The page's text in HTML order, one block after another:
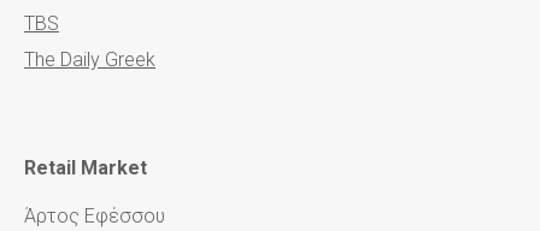
TBS
The Daily Greek
Retail Market
Άρτος Εφέσσου